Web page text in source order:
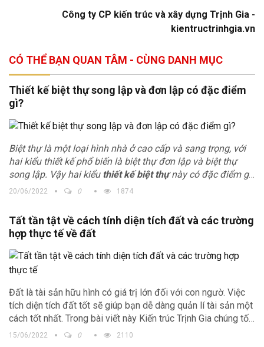
Công ty CP kiến trúc và xây dựng Trịnh Gia -
kientructrinhgia.vn
CÓ THỂ BẠN QUAN TÂM - CÙNG DANH MỤC
Thiết kế biệt thự song lập và đơn lập có đặc điểm
gì?
Biệt thự là một loại hình nhà ở cao cấp và sang trọng, với
hai kiểu thiết kế phổ biến là biệt thự đơn lập và biệt thự
song lập. Vậy hai kiểuthiết kế biệt thựnày có đặc điểm gì,
chúng ta cùng tham khảo bài viết dưới đây để có được câu
20/06/2022 0 1874
Tất tần tật về cách tính diện tích đất và các trường
hợp thực tế về đất
Đất là tài sản hữu hình có giá trị lớn đối với con ngườ. Việc
tích diện tích đất tốt sẽ giúp bạn dễ dàng quản lí tài sản một
cách tốt nhất. Trong bài viết này Kiến trúc Trịnh Gia chúng tối
sẽ bật mí đến các bạn cách tính diện tích đất và các trường
15/06/2022 0 2110